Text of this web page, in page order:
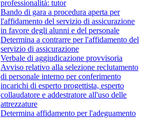
professionalità: tutor
Bando di gara a procedura aperta per
l'affidamento del servizio di assicurazione
in favore degli alunni e del personale
Determina a contrarre per l'affidamento del
servizio di assicurazione
Verbale di aggiudicazione provvisoria
Avviso relativo alla selezione reclutamento
di personale interno per conferimento
incarichi di esperto progettista, esperto
collaudatore e addestratore all'uso delle
attrezzature
Determina affidamento per l'adeguamento